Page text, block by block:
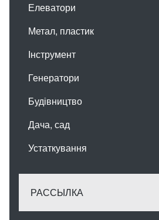
Елеватори
Метал, пластик
Інструмент
Генератори
Будівництво
Дача, сад
Устаткування
РАССЫЛКА